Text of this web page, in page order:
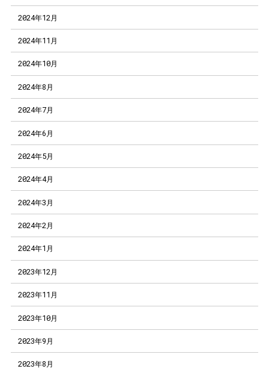
2024年12月
2024年11月
2024年10月
2024年8月
2024年7月
2024年6月
2024年5月
2024年4月
2024年3月
2024年2月
2024年1月
2023年12月
2023年11月
2023年10月
2023年9月
2023年8月